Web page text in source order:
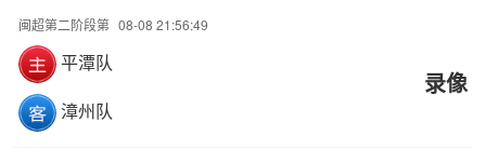
闽超第二阶段第 08-08 21:56:49
平潭队
漳州队
录像